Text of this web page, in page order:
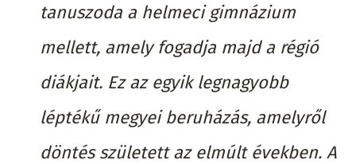
tanuszoda a helmeci gimnázium
mellett, amely fogadja majd a régió
diákjait. Ez az egyik legnagyobb
léptékű megyei beruházás, amelyről
döntés született az elmúlt években. A